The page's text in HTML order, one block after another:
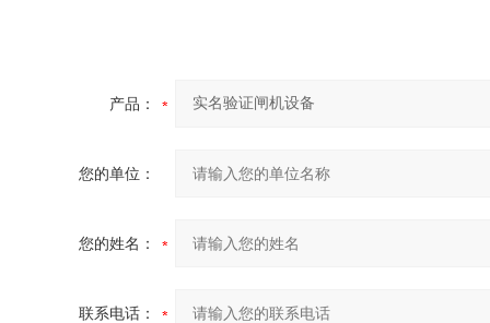
产品：
您的单位：
您的姓名：
联系电话：